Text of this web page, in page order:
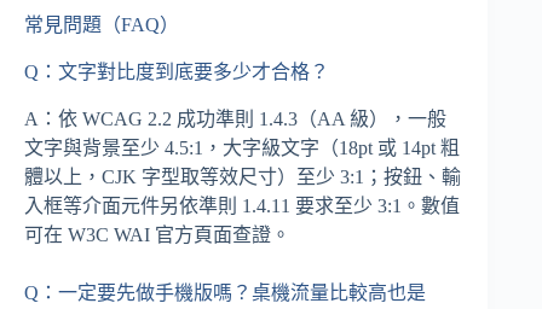
常見問題（FAQ）
Q：文字對比度到底要多少才合格？
A：依 WCAG 2.2 成功準則 1.4.3（AA 級），一般
文字與背景至少 4.5:1，大字級文字（18pt 或 14pt 粗
體以上，CJK 字型取等效尺寸）至少 3:1；按鈕、輸
入框等介面元件另依準則 1.4.11 要求至少 3:1。數值
可在 W3C WAI 官方頁面查證。
Q：一定要先做手機版嗎？桌機流量比較高也是